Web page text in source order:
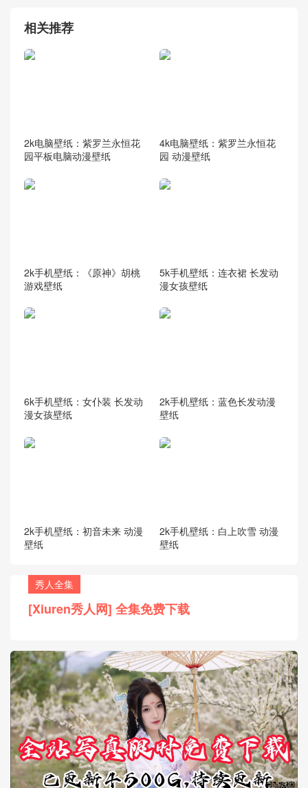
相关推荐
2k电脑壁纸：紫罗兰永恒花
园平板电脑动漫壁纸
4k电脑壁纸：紫罗兰永恒花
园 动漫壁纸
2k手机壁纸：《原神》胡桃
游戏壁纸
5k手机壁纸：连衣裙 长发动
漫女孩壁纸
6k手机壁纸：女仆装 长发动
漫女孩壁纸
2k手机壁纸：蓝色长发动漫
壁纸
2k手机壁纸：初音未来 动漫
壁纸
2k手机壁纸：白上吹雪 动漫
壁纸
秀人全集
[Xiuren秀人网] 全集免费下载